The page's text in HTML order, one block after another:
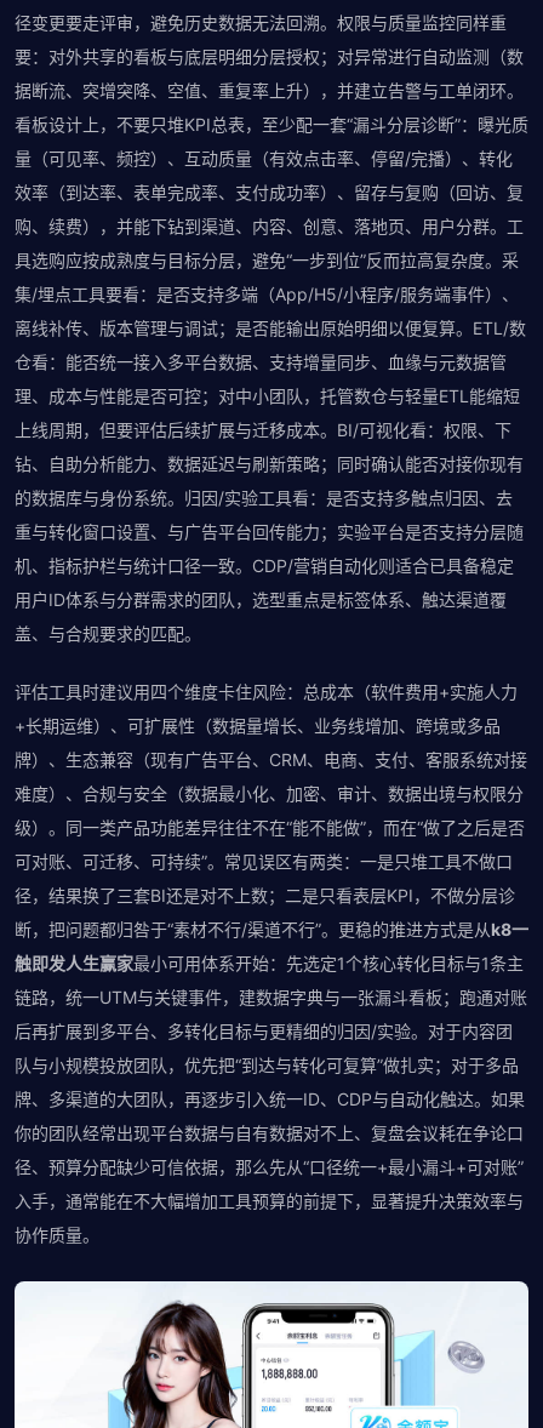
径变更要走评审，避免历史数据无法回溯。权限与质量监控同样重
要：对外共享的看板与底层明细分层授权；对异常进行自动监测（数
据断流、突增突降、空值、重复率上升），并建立告警与工单闭环。
看板设计上，不要只堆KPI总表，至少配一套“漏斗分层诊断”：曝光质
量（可见率、频控）、互动质量（有效点击率、停留/完播）、转化
效率（到达率、表单完成率、支付成功率）、留存与复购（回访、复
购、续费），并能下钻到渠道、内容、创意、落地页、用户分群。工
具选购应按成熟度与目标分层，避免“一步到位”反而拉高复杂度。采
集/埋点工具要看：是否支持多端（App/H5/小程序/服务端事件）、
离线补传、版本管理与调试；是否能输出原始明细以便复算。ETL/数
仓看：能否统一接入多平台数据、支持增量同步、血缘与元数据管
理、成本与性能是否可控；对中小团队，托管数仓与轻量ETL能缩短
上线周期，但要评估后续扩展与迁移成本。BI/可视化看：权限、下
钻、自助分析能力、数据延迟与刷新策略；同时确认能否对接你现有
的数据库与身份系统。归因/实验工具看：是否支持多触点归因、去
重与转化窗口设置、与广告平台回传能力；实验平台是否支持分层随
机、指标护栏与统计口径一致。CDP/营销自动化则适合已具备稳定
用户ID体系与分群需求的团队，选型重点是标签体系、触达渠道覆
盖、与合规要求的匹配。
评估工具时建议用四个维度卡住风险：总成本（软件费用+实施人力
+长期运维）、可扩展性（数据量增长、业务线增加、跨境或多品
牌）、生态兼容（现有广告平台、CRM、电商、支付、客服系统对接
难度）、合规与安全（数据最小化、加密、审计、数据出境与权限分
级）。同一类产品功能差异往往不在“能不能做”，而在“做了之后是否
可对账、可迁移、可持续”。常见误区有两类：一是只堆工具不做口
径，结果换了三套BI还是对不上数；二是只看表层KPI，不做分层诊
断，把问题都归咎于“素材不行/渠道不行”。更稳的推进方式是从k8一
触即发人生赢家最小可用体系开始：先选定1个核心转化目标与1条主
链路，统一UTM与关键事件，建数据字典与一张漏斗看板；跑通对账
后再扩展到多平台、多转化目标与更精细的归因/实验。对于内容团
队与小规模投放团队，优先把“到达与转化可复算”做扎实；对于多品
牌、多渠道的大团队，再逐步引入统一ID、CDP与自动化触达。如果
你的团队经常出现平台数据与自有数据对不上、复盘会议耗在争论口
径、预算分配缺少可信依据，那么先从“口径统一+最小漏斗+可对账”
入手，通常能在不大幅增加工具预算的前提下，显著提升决策效率与
协作质量。